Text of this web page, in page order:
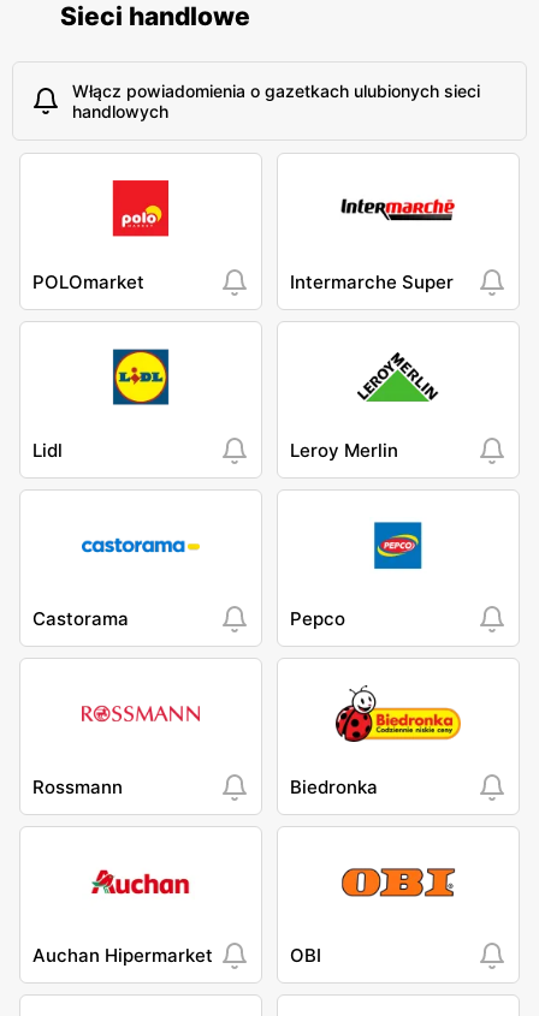
Sieci handlowe
Włącz powiadomienia o gazetkach ulubionych sieci
handlowych
POLOmarket Intermarche Super
Lidl Leroy Merlin
Castorama Pepco
Rossmann Biedronka
Auchan Hipermarket OBI